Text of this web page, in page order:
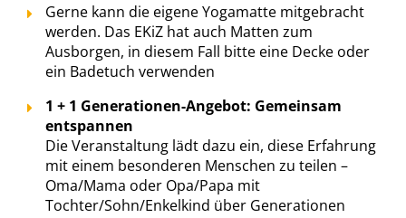
Gerne kann die eigene Yogamatte mitgebracht
werden. Das EKiZ hat auch Matten zum
Ausborgen, in diesem Fall bitte eine Decke oder
ein Badetuch verwenden
1 + 1 Generationen-Angebot: Gemeinsam
entspannen
Die Veranstaltung lädt dazu ein, diese Erfahrung
mit einem besonderen Menschen zu teilen –
Oma/Mama oder Opa/Papa mit
Tochter/Sohn/Enkelkind über Generationen